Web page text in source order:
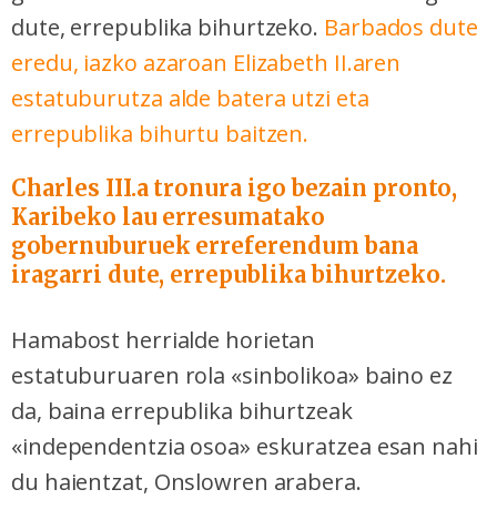
dute, errepublika bihurtzeko. Barbados dute
eredu, iazko azaroan Elizabeth II.aren
estatuburutza alde batera utzi eta
errepublika bihurtu baitzen.
Charles III.a tronura igo bezain pronto,
Karibeko lau erresumatako
gobernuburuek erreferendum bana
iragarri dute, errepublika bihurtzeko.
Hamabost herrialde horietan
estatuburuaren rola «sinbolikoa» baino ez
da, baina errepublika bihurtzeak
«independentzia osoa» eskuratzea esan nahi
du haientzat, Onslowren arabera.